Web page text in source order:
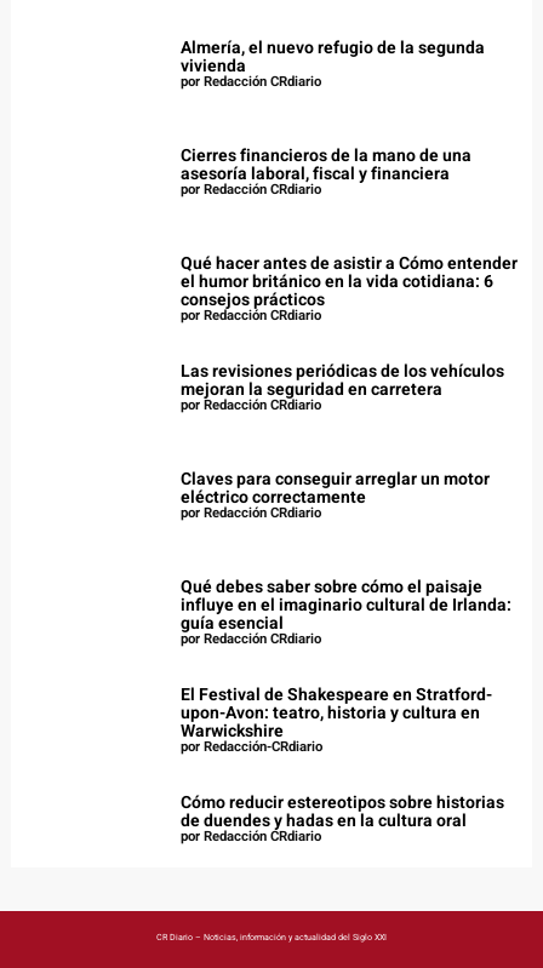
Almería, el nuevo refugio de la segunda
vivienda
por Redacción CRdiario
Cierres financieros de la mano de una
asesoría laboral, fiscal y financiera
por Redacción CRdiario
Qué hacer antes de asistir a Cómo entender
el humor británico en la vida cotidiana: 6
consejos prácticos
por Redacción CRdiario
Las revisiones periódicas de los vehículos
mejoran la seguridad en carretera
por Redacción CRdiario
Claves para conseguir arreglar un motor
eléctrico correctamente
por Redacción CRdiario
Qué debes saber sobre cómo el paisaje
influye en el imaginario cultural de Irlanda:
guía esencial
por Redacción CRdiario
El Festival de Shakespeare en Stratford-
upon-Avon: teatro, historia y cultura en
Warwickshire
por Redacción-CRdiario
Cómo reducir estereotipos sobre historias
de duendes y hadas en la cultura oral
por Redacción CRdiario
CR Diario – Noticias, información y actualidad del Siglo XXI